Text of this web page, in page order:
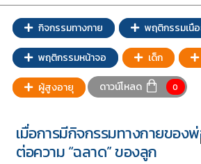
กิจกรรมทางกาย พฤติกรรมเนื
พฤติกรรมหน้าจอ เด็ก
ผู้สูงอายุ ดาวน์โหลด 0
เมื่อการมีกิจกรรมทางกายของ
ต่อความ “ฉลาด” ของลูก